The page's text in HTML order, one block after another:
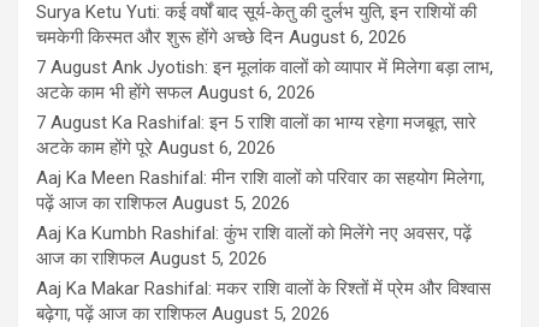
Surya Ketu Yuti: कई वर्षों बाद सूर्य-केतु की दुर्लभ युति, इन राशियों की
चमकेगी किस्मत और शुरू होंगे अच्छे दिन August 6, 2026
7 August Ank Jyotish: इन मूलांक वालों को व्यापार में मिलेगा बड़ा लाभ,
अटके काम भी होंगे सफल August 6, 2026
7 August Ka Rashifal: इन 5 राशि वालों का भाग्य रहेगा मजबूत, सारे
अटके काम होंगे पूरे August 6, 2026
Aaj Ka Meen Rashifal: मीन राशि वालों को परिवार का सहयोग मिलेगा,
पढ़ें आज का राशिफल August 5, 2026
Aaj Ka Kumbh Rashifal: कुंभ राशि वालों को मिलेंगे नए अवसर, पढ़ें
आज का राशिफल August 5, 2026
Aaj Ka Makar Rashifal: मकर राशि वालों के रिश्तों में प्रेम और विश्वास
बढ़ेगा, पढ़ें आज का राशिफल August 5, 2026